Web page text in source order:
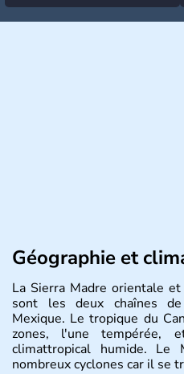
Géographie et
La Sierra Madre orientale
sont les deux chaînes
Mexique. Le tropique du
zones, l'une tempérée,
climattropical humide.
nombreux cyclones car il se